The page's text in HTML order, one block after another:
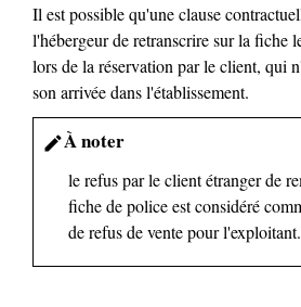
Il est possible qu'une clause
l'hébergeur de retranscrire sur la fiche
lors de la réservation par le client, qui
son arrivée dans l'établissement.
editÀ noter
le refus par le client étranger de
fiche de police est considéré
de refus de vente pour l'exploitant.